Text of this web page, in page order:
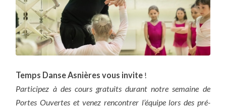
Temps Danse Asnières vous invite !
Participez à des cours gratuits durant notre semaine de
Portes Ouvertes et venez rencontrer l’équipe lors des pré-